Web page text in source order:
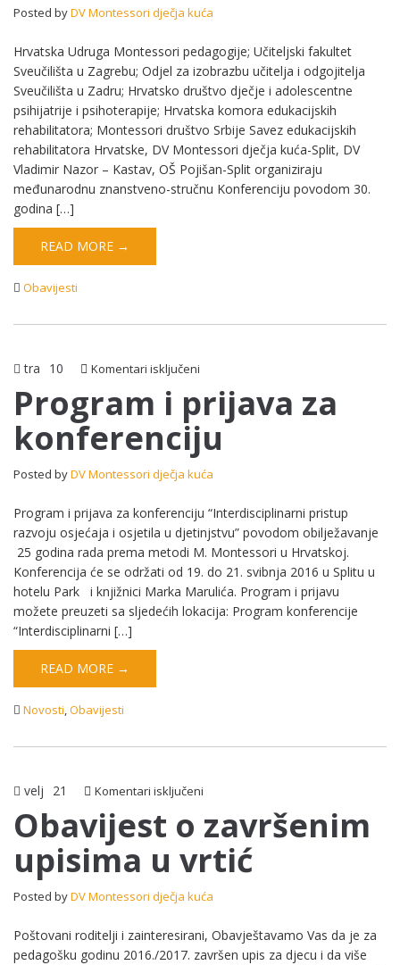
razvoj
perspektive
metode
Marije
Montessori
Posted byDV Montessori dječja kuća
Hrvatska Udruga Montessori pedagogije; Učiteljski fakultet
Sveučilišta u Zagrebu; Odjel za izobrazbu učitelja i odgojitelja
Sveučilišta u Zadru; Hrvatsko društvo dječje i adolescentne
psihijatrije i psihoterapije; Hrvatska komora edukacijskih
rehabilitatora; Montessori društvo Srbije Savez edukacijskih
rehabilitatora Hrvatske, DV Montessori dječja kuća-Split, DV
Vladimir Nazor – Kastav, OŠ Pojišan-Split organiziraju
međunarodnu znanstveno-stručnu Konferenciju povodom 30.
godina […]
READ MORE →
Obavijesti
tra 10 Komentari isključeni
i
prijava
za
Program i prijava za
konferenciju
Posted byDV Montessori dječja kuća
Program i prijava za konferenciju “Interdisciplinarni pristup
razvoju osjećaja i osjetila u djetinjstvu” povodom obilježavanje
25 godina rada prema metodi M. Montessori u Hrvatskoj.
Konferencija će se održati od 19. do 21. svibnja 2016 u Splitu u
hotelu Park i knjižnici Marka Marulića. Program i prijavu
možete preuzeti sa sljedećih lokacija: Program konferencije
“Interdisciplinarni […]
READ MORE →
Novosti,Obavijesti
velj 21 Komentari isključeni
o
završenim
upisima
vrtić
Obavijest o završenim
upisima u vrtić
Posted byDV Montessori dječja kuća
Poštovani roditelji i zainteresirani, Obavještavamo Vas da je za
pedagošku godinu 2016./2017. završen upis za djecu i da više